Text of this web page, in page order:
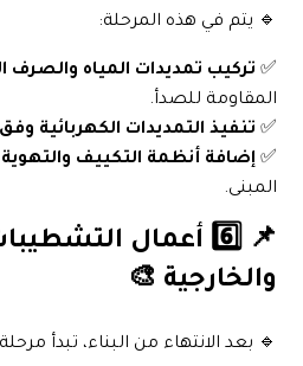
🔹 يتم في هذه المرحلة:
✅ تركيب تمديدات المياه
المقاومة للصدأ.
✅ تنفيذ التمديدات الكهربائية
✅إضافة أنظمة التكييف والتهوية
المبنى.
📌 6️⃣ أعمال
والخارجية 🎨
🔹 بعد الانتهاء من البناء، تبدأ